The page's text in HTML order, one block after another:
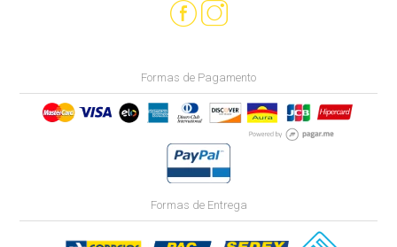
Formas de Pagamento
Formas de Entrega